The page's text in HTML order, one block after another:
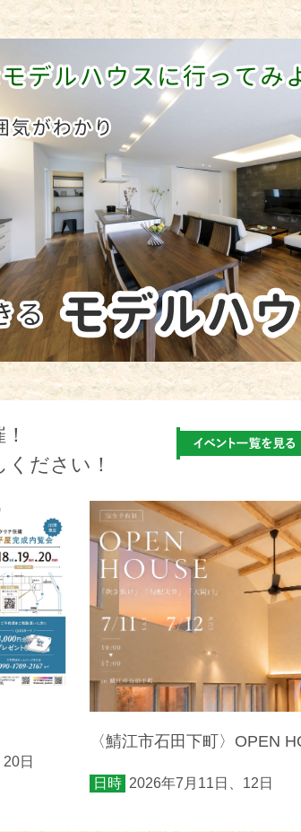
ださい！
日
〈鯖江市石田下町〉OPEN
日時 2026年7月11日、12日